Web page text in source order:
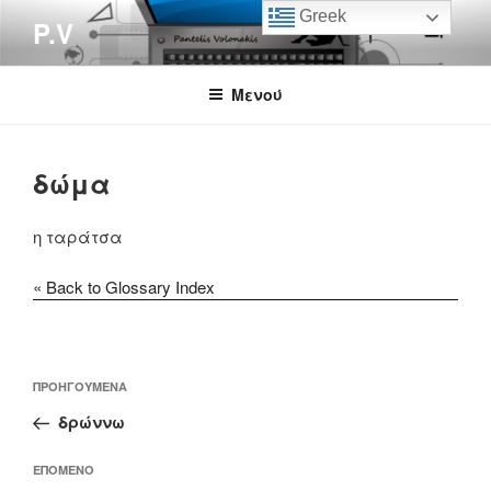
περιεχόμενο
P.V
Μενού
δώμα
η ταράτσα
« Back to Glossary Index
άρθρων
Προηγούμενο
άρθρο
ΠΡΟΗΓΟΎΜΕΝΑ
δρώννω
Επόμενο
ΕΠΌΜΕΝΟ
Greek